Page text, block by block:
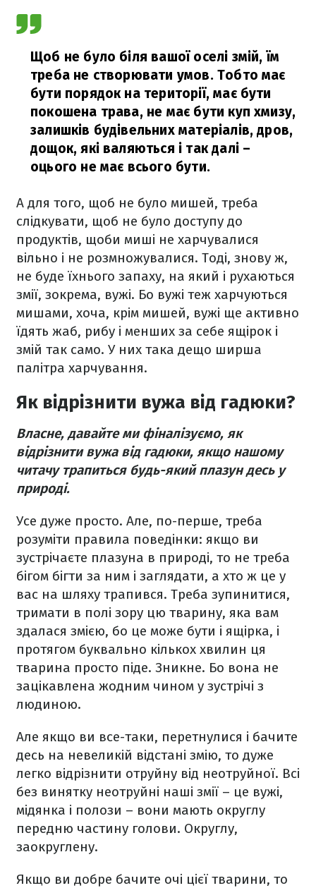
Щоб не було біля вашої оселі змій, їм
треба не створювати умов. Тобто має
бути порядок на території, має бути
покошена трава, не має бути куп хмизу,
залишків будівельних матеріалів, дров,
дощок, які валяються і так далі –
оцього не має всього бути.
А для того, щоб не було мишей, треба
слідкувати, щоб не було доступу до
продуктів, щоби миші не харчувалися
вільно і не розмножувалися. Тоді, знову ж,
не буде їхнього запаху, на який і рухаються
змії, зокрема, вужі. Бо вужі теж харчуються
мишами, хоча, крім мишей, вужі ще активно
їдять жаб, рибу і менших за себе ящірок і
змій так само. У них така дещо ширша
палітра харчування.
Як відрізнити вужа від гадюки?
Власне, давайте ми фіналізуємо, як
відрізнити вужа від гадюки, якщо нашому
читачу трапиться будь-який плазун десь у
природі.
Усе дуже просто. Але, по-перше, треба
розуміти правила поведінки: якщо ви
зустрічаєте плазуна в природі, то не треба
бігом бігти за ним і заглядати, а хто ж це у
вас на шляху трапився. Треба зупинитися,
тримати в полі зору цю тварину, яка вам
здалася змією, бо це може бути і ящірка, і
протягом буквально кількох хвилин ця
тварина просто піде. Зникне. Бо вона не
зацікавлена жодним чином у зустрічі з
людиною.
Але якщо ви все-таки, перетнулися і бачите
десь на невеликій відстані змію, то дуже
легко відрізнити отруйну від неотруйної. Всі
без винятку неотруйні наші змії – це вужі,
мідянка і полози – вони мають округлу
передню частину голови. Округлу,
заокруглену.
Якщо ви добре бачите очі цієї тварини, то